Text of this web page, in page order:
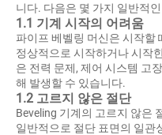
니다. 다음은 몇 가지 일반적
1.1 기계 시작의 어려움
파이프 베벨링 머신은 시작할
정상적으로 시작하거나 시작
은 전력 문제, 제어 시스템 고
해 발생할 수 있습니다.
1.2 고르지 않은 절단
Beveling 기계의 고르지 않은
일반적으로 절단 표면의 일관